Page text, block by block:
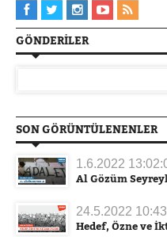
GÖNDERILER
SON GÖRÜNTÜLENENLER
1.6.2022
Al Gözüm
24.5.2022
Hedef, Özne ve